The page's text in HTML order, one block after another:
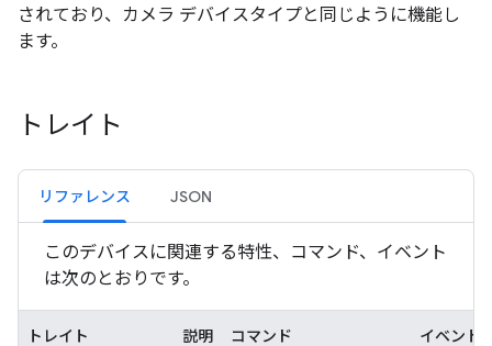
されており、カメラ デバイスタイプと同じように機能し
ます。
トレイト
リファレンス JSON
このデバイスに関連する特性、コマンド、イベント
は次のとおりです。
トレイト 説明 コマンド イベント